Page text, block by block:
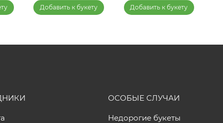
Добавить к букету Добавить к букету
ОСОБЫЕ СЛУЧАИ
Недорогие букеты